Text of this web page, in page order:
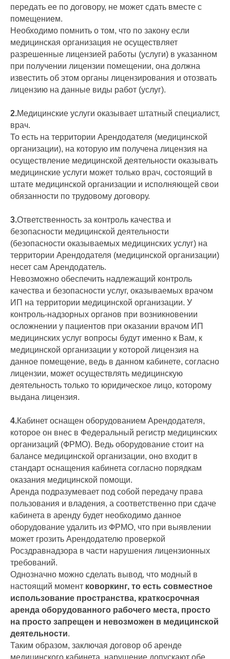
передать ее по договору, не может сдать вместе с
помещением.
Необходимо помнить о том, что по закону если
медицинская организация не осуществляет
разрешенные лицензией работы (услуги) в указанном
при получении лицензии помещении, она должна
известить об этом органы лицензирования и отозвать
лицензию на данные виды работ (услуг).
2.Медицинские услуги оказывает штатный специалист,
врач.
То есть на территории Арендодателя (медицинской
организации), на которую им получена лицензия на
осуществление медицинской деятельности оказывать
медицинские услуги может только врач, состоящий в
штате медицинской организации и исполняющей свои
обязанности по трудовому договору.
3.Ответственность за контроль качества и
безопасности медицинской деятельности
(безопасности оказываемых медицинских услуг) на
территории Арендодателя (медицинской организации)
несет сам Арендодатель.
Невозможно обеспечить надлежащий контроль
качества и безопасности услуг, оказываемых врачом
ИП на территории медицинской организации. У
контроль-надзорных органов при возникновении
осложнении у пациентов при оказании врачом ИП
медицинских услуг вопросы будут именно к Вам, к
медицинской организации у которой лицензия на
данное помещение, ведь в данном кабинете, согласно
лицензии, может осуществлять медицинскую
деятельность только то юридическое лицо, которому
выдана лицензия.
4.Кабинет оснащен оборудованием Арендодателя,
которое он внес в Федеральный регистр медицинских
организаций (ФРМО). Ведь оборудование стоит на
балансе медицинской организации, оно входит в
стандарт оснащения кабинета согласно порядкам
оказания медицинской помощи.
Аренда подразумевает под собой передачу права
пользования и владения, а соответственно при сдаче
кабинета в аренду будет необходимо данное
оборудование удалить из ФРМО, что при выявлении
может грозить Арендодателю проверкой
Росздравнадзора в части нарушения лицензионных
требований.
Однозначно можно сделать вывод, что модный в
настоящий момент коворкинг, то есть совместное
использование пространства, краткосрочная
аренда оборудованного рабочего места, просто
на просто запрещен и невозможен в медицинской
деятельности.
Таким образом, заключая договор об аренде
медицинского кабинета, нарушение допускают обе